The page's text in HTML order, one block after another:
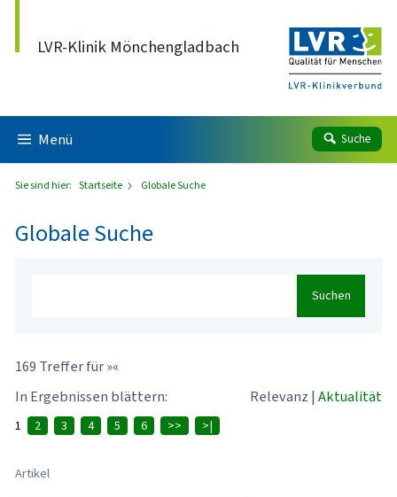
LVR-Klinik Mönchengladbach
Menü Suche
Sie sind hier: Startseite Globale Suche
Globale Suche
Suchen
169 Treffer für »«
In Ergebnissen blättern:
Relevanz | Aktualität
1 2 3 4 5 6 >> >|
Artikel